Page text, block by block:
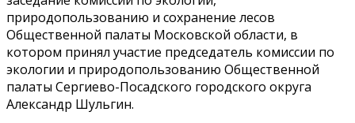
природопользованию и сохранение лесов
Общественной палаты Московской области, в
котором принял участие председатель комиссии по
экологии и природопользованию Общественной
палаты Сергиево-Посадского городского округа
Александр Шульгин.